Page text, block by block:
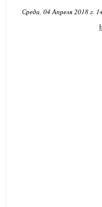
Среда, 04 Апреля 2018 г.